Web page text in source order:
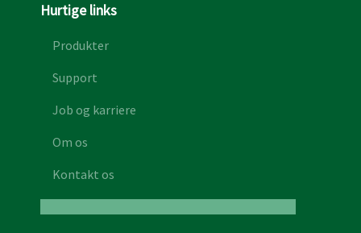
Hurtige links
Produkter
Support
Job og karriere
Om os
Kontakt os